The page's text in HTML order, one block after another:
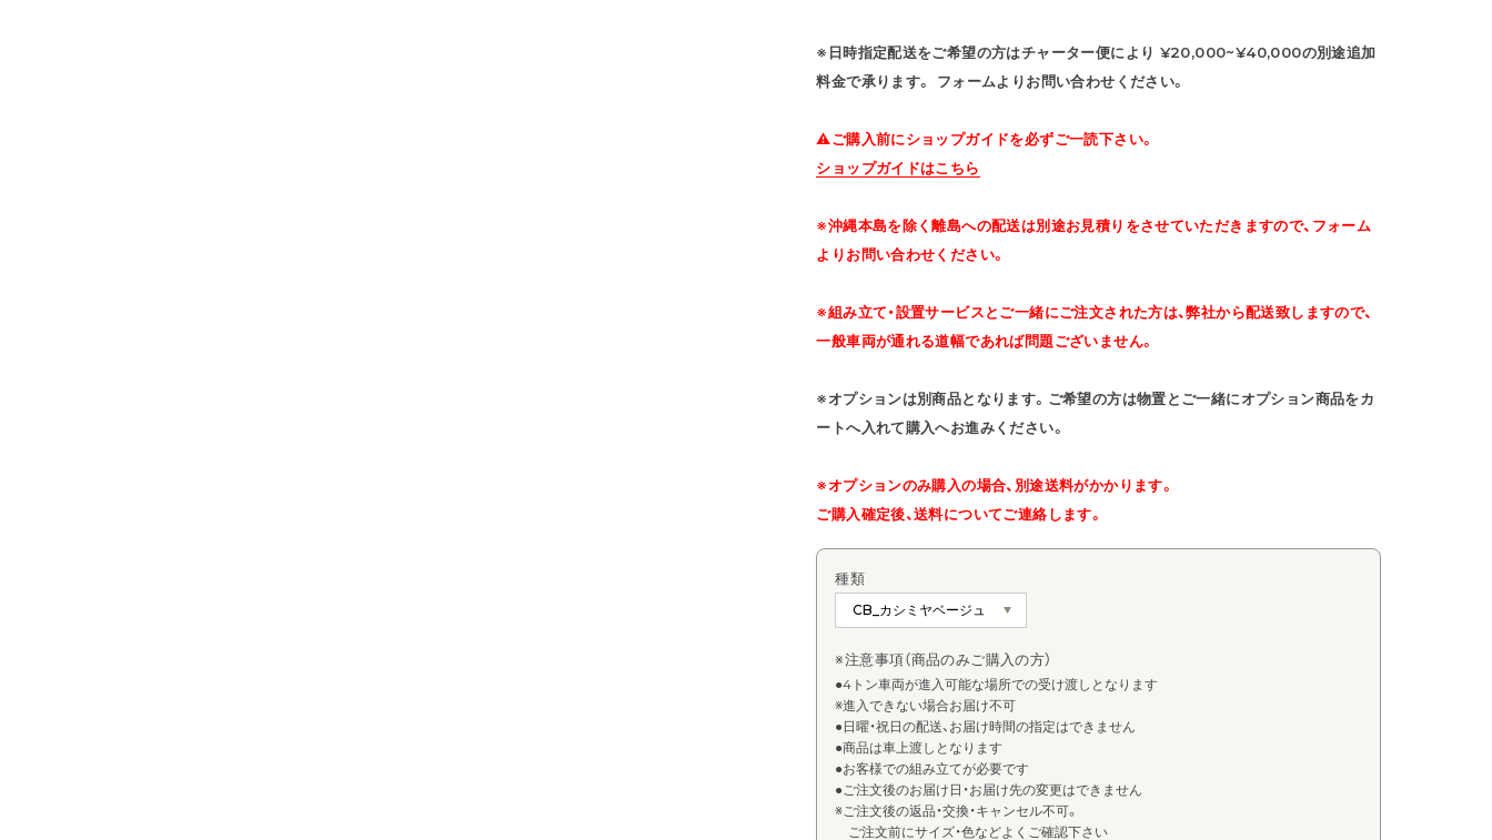
※日時指定配送をご希望の方はチャーター便により ¥20,000~¥40,000の別途追加
料金で承ります。 フォームよりお問い合わせください。
⚠ご購入前にショップガイドを必ずご一読下さい。
ショップガイドはこちら
※沖縄本島を除く離島への配送は別途お見積りをさせていただきますので、フォーム
よりお問い合わせください。
※組み立て・設置サービスとご一緒にご注文された方は、弊社から配送致しますので、
一般車両が通れる道幅であれば問題ございません。
※オプションは別商品となります。ご希望の方は物置とご一緒にオプション商品をカ
ートへ入れて購入へお進みください。
※オプションのみ購入の場合、別途送料がかかります。
ご購入確定後、送料についてご連絡します。
種類
※注意事項（商品のみご購入の方）
●4トン車両が進入可能な場所での受け渡しとなります
※進入できない場合お届け不可
●日曜・祝日の配送、お届け時間の指定はできません
●商品は車上渡しとなります
●お客様での組み立てが必要です
●ご注文後のお届け日・お届け先の変更はできません
※ご注文後の返品・交換・キャンセル不可。
ご注文前にサイズ・色などよくご確認下さい